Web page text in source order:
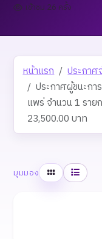
เข้าชม 26 ครั้ง
หน้าแรก
ประกา
ประกาศผู้ชนะก
แพร่ จำนวน 1 ราย
23,500.00 บาท
มุมมอง ตารางรายการ